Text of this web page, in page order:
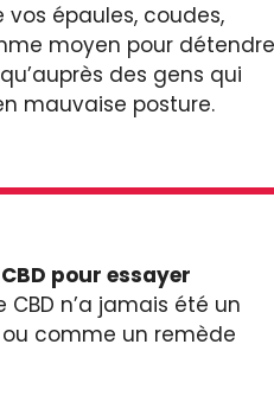
épaules, coudes,
moyen pour détendre
des gens qui
mauvaise posture.
pour essayer
n’a jamais été un
comme un remède